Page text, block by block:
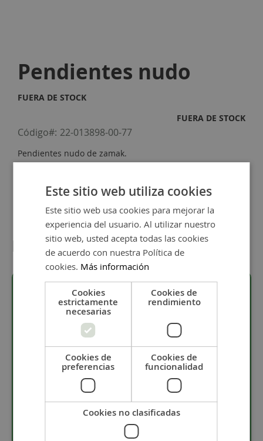
the
beginning
of
the
gallery
Pendientes nudo
FUERA DE STOCK
FUERA DE STOCK
Código 22-013898-00-77
Pendientes nudo de zamak.
Detalles
Descripción
· Pieza bañada en 5 micras de plata.
· Material: Zamak.
· Tamaño de 7 x 8 mm.
· Incluidas traseras bañadas en plata.
· El precio es por pareja.
Este sitio web utiliza cookies
Este sitio web usa cookies para mejorar la
experiencia del usuario. Al utilizar nuestro
sitio web, usted acepta todas las cookies
de acuerdo con nuestra Política de
cookies. Más información
Cookies
estrictamente
necesarias
Cookies de
rendimiento
Cookies de
preferencias
Cookies de
funcionalidad
Cookies no clasificadas